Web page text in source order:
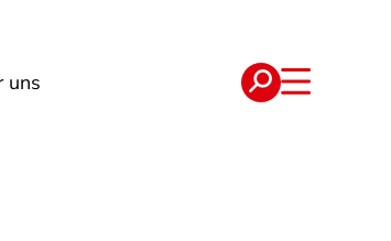
uns